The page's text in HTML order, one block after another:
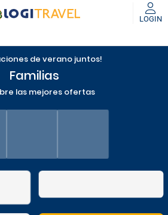
LOGIN
de verano juntos!
Familias
las mejores ofertas